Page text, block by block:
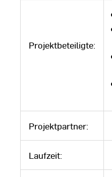
Projektbeteiligte:
Projektpartner:
Laufzeit: